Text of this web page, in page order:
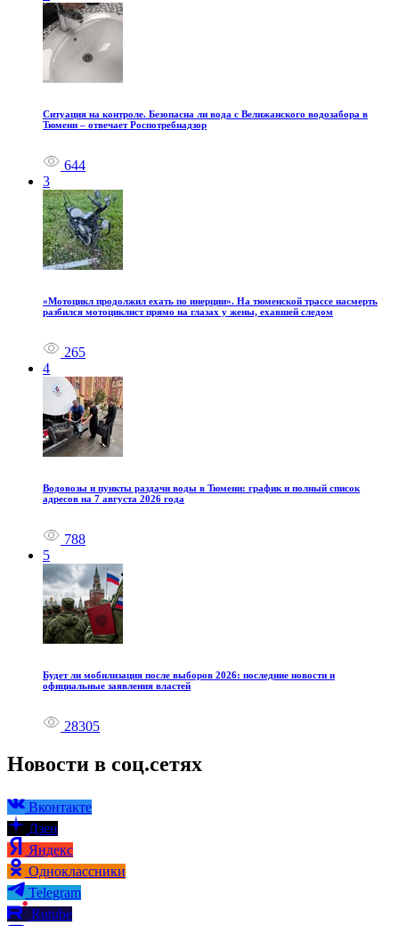
Ситуация на контроле. Безопасна ли вода с Велижанского водозабора в
Тюмени – отвечает Роспотребнадзор
644
3
«Мотоцикл продолжил ехать по инерции». На тюменской трассе насмерть
разбился мотоциклист прямо на глазах у жены, ехавшей следом
265
4
Водовозы и пункты раздачи воды в Тюмени: график и полный список
адресов на 7 августа 2026 года
788
5
Будет ли мобилизация после выборов 2026: последние новости и
официальные заявления властей
28305
Новости в соц.сетях
Вконтакте
Дзен
Яндекс
Одноклассники
Telegram
Rutube